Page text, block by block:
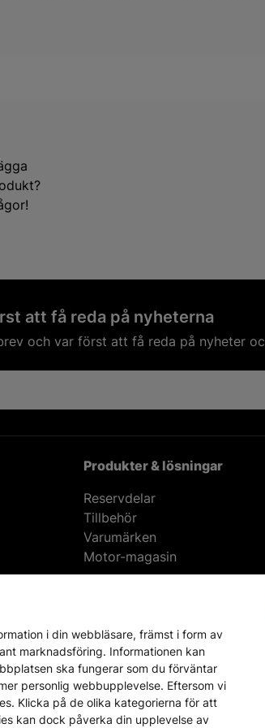
Dessa teknologiska framsteg bidrar inte
inom modellen inkluderar
miljöpåverkan och att fortsätta vara ledande
V90 i toppskick. Med rätt delar, från en
att få reda på nyheterna
och var först att få reda på nyheter
i din webbläsare, främst i form av
marknadsföring. Informationen kan
ska fungerar som du förväntar
personlig webbupplevelse. Eftersom vi
Klicka på de olika kategorierna för att
kan dock påverka din upplevelse av